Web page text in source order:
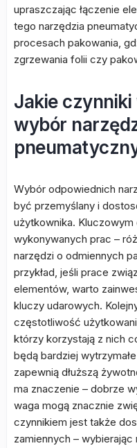
upraszczając łączenie
tego narzędzia
procesach pakowania,
zgrzewania folii czy
Jakie czynniki
wybór
Wybór odpowiednich
być przemyślany i
użytkownika.
wykonywanych prac –
narzędzi o odmiennych
przykład, jeśli prace
elementów, warto
kluczy udarowych.
częstotliwość
którzy korzystają z nich
będą bardziej
zapewnią dłuższą
ma znaczenie – dobrze
waga mogą znacznie
czynnikiem jest także
zamiennych –